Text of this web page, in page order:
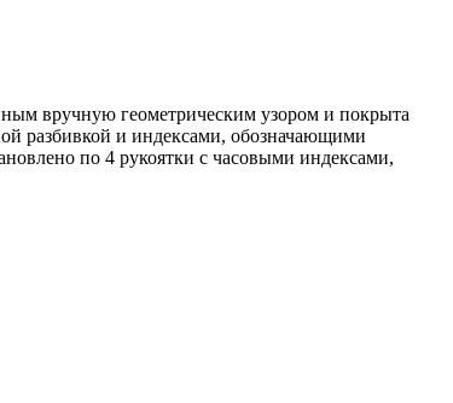
вручную геометрическим узором и покрыта
разбивкой и индексами, обозначающими
по 4 рукоятки с часовыми индексами,